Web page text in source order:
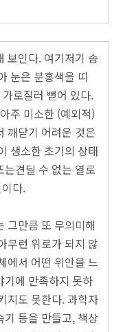
보인다. 여기저기 솜
눈은 분홍색을 띠
로질러 뻗어 있다.
주 미소한 (예외적)
깨닫기 어려운 것은
생소한 초기의 상태
견딜 수 없는 열로
다.
그만큼 또 무의미해
무런 위로가 되지 않
에서 어떤 위안을 느
기에 만족하지 못하
지도 못한다. 과학자
기 등을 만들고, 책상